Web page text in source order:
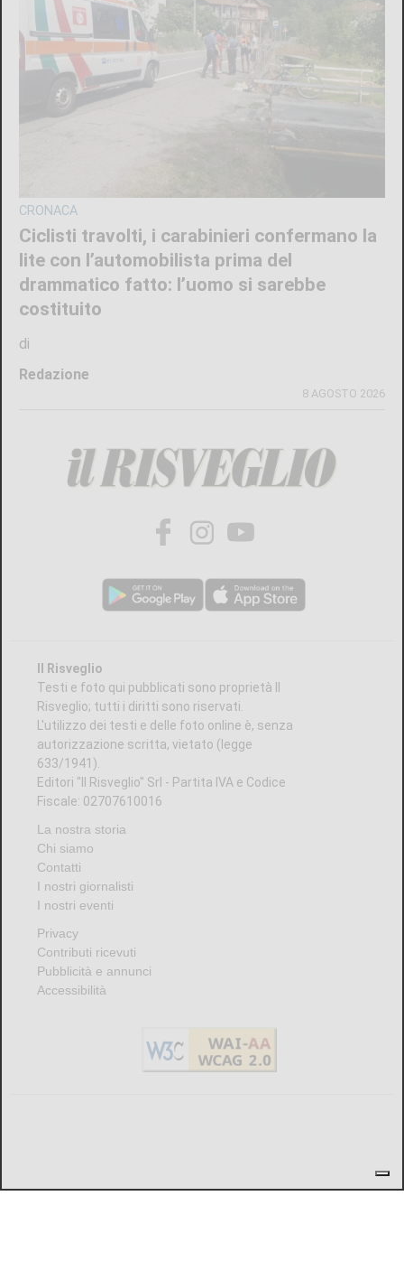
CRONACA
Ciclisti travolti, i carabinieri confermano la
lite con l’automobilista prima del
drammatico fatto: l’uomo si sarebbe
costituito
di
Redazione
8 AGOSTO 2026
Il Risveglio
Testi e foto qui pubblicati sono proprietà Il
Risveglio; tutti i diritti sono riservati.
L'utilizzo dei testi e delle foto online è, senza
autorizzazione scritta, vietato (legge
633/1941).
Editori "Il Risveglio" Srl - Partita IVA e Codice
Fiscale: 02707610016
La nostra storia
Chi siamo
Contatti
I nostri giornalisti
I nostri eventi
Privacy
Contributi ricevuti
Pubblicità e annunci
Accessibilità